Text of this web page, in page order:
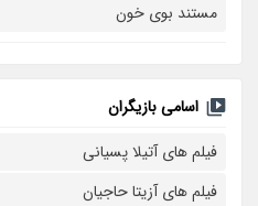
مستند بوی خون
اسامی بازیگران
فیلم های آتیلا پسیانی
فیلم های آزیتا حاجیان